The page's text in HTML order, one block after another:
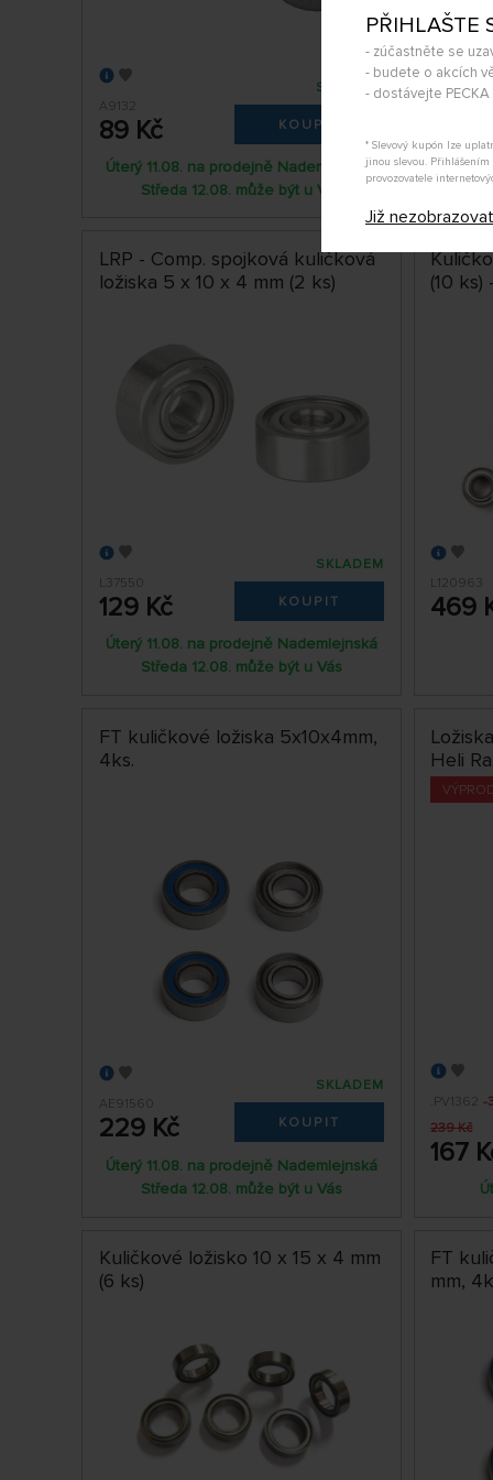
PŘIHLAŠTE
- zúčastněte se
- budete o akcích
- dostávejte PECKA
* Slevový kupón lze
jinou slevou.
provozovatele
Již nezobrazovat
A9132
89 Kč
SKLADEM
KOUPIT
Úterý 11.08. na prodejně Nademlejnská
Středa 12.08. může být u Vás
Úterý
LRP - Comp. spojková kuličková
ložiska 5 x 10 x 4 mm (2 ks)
L37550
129 Kč
SKLADEM
KOUPIT
Úterý 11.08. na prodejně Nademlejnská
Středa 12.08. může být u Vás
(10 ks)
L120963
469
FT kuličkové ložiska 5x10x4mm,
4ks.
AE91560
229 Kč
SKLADEM
KOUPIT
Úterý 11.08. na prodejně Nademlejnská
Středa 12.08. může být u Vás
Heli
.PV1362 -
239 Kč
167
Kuličkové ložisko 10 x 15 x 4 mm
(6 ks)
FT
mm,